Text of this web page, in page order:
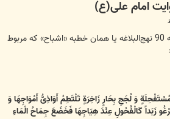
امام علی(ع)
در ادامه برخی از فرازهای خطبه 90 نهج‌البلاغه یا همان خطبه «اشباح» که مربوط
وَ لُجَجِ بِحَارٍ زَاخِرَةٍ تَلْتَطِمُ أَوَاذِیُّ أَمْوَاجِهَا وَ
زَبَداً کَالْفُحُولِ عِنْدَ هِیَاجِهَا فَخَضَعَ جِمَاحُ الْمَاءِ